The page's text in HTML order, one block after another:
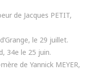
de Jacques PETIT,
le 29 juillet.
34e le 25 juin.
de Yannick MEYER,